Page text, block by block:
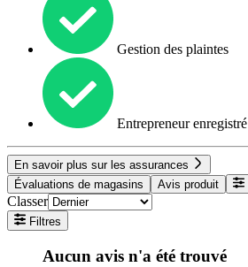
Gestion des plaintes
Entrepreneur enregistré
En savoir plus sur les assurances
Évaluations de magasins
Avis produit
Classer
Filtres
Aucun avis n'a été trouvé